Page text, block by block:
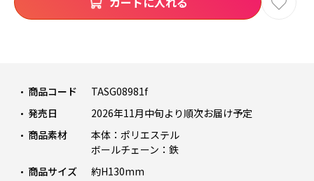
商品コード
TASG08981f
発売日
2026年11月中旬より順次お届け予定
商品素材
本体：ポリエステル
ボールチェーン：鉄
商品サイズ
約H130mm